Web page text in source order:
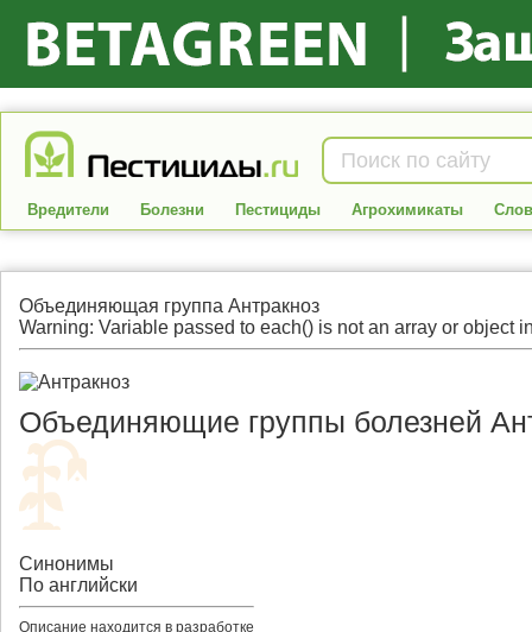
Вредители Болезни Пестициды Агрохимикаты
Объединяющая группа Антракноз
Warning: Variable passed to each() is not an array or object
Объединяющие группы болезней
Синонимы
По английски
Описание находится в разработке